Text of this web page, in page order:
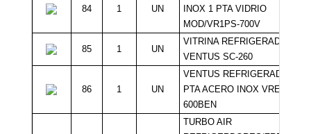
84 1 UN
INOX 1 PTA VIDRIO
MOD/VR1PS-700V
85 1 UN
VITRINA REFRIGERADA
VENTUS SC-260
86 1 UN
VENTUS REFRIGERADOR 1
PTA ACERO INOX VREF-
600BEN
TURBO AIR